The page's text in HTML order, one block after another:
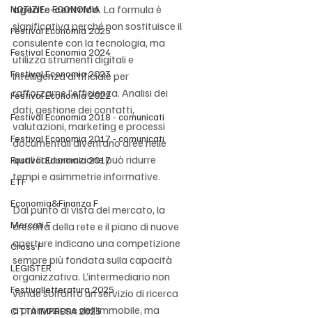
NOTIZIE - ECONOMIA
Festival Economia 2025
Festival Economia 2024
Festival Economia 2023
Festival Economia 2022
Festival Economia 2018 - comunicati
Festival Economia 2017 - comunicati
Festival Economia 2017
ETF
Economia&Finanza F
Mercati F
Cross F
LEGISTER
Festivalletteratura 2025
CITTÀ IMPRESA 2025
agente-centrico. La formula è
significativa perché non sostituisce il
consulente con la tecnologia, ma
utilizza strumenti digitali e
intelligenza artificiale per
rafforzarne l’efficienza. Analisi dei
dati, gestione dei contatti,
valutazioni, marketing e processi
documentali diventano aree nelle
quali l’automazione può ridurre
tempi e asimmetrie informative.
Dal punto di vista del mercato, la
crescita della rete e il piano di nuove
aperture indicano una competizione
sempre più fondata sulla capacità
organizzativa. L’intermediario non
vende soltanto un servizio di ricerca
o promozione dell’immobile, ma